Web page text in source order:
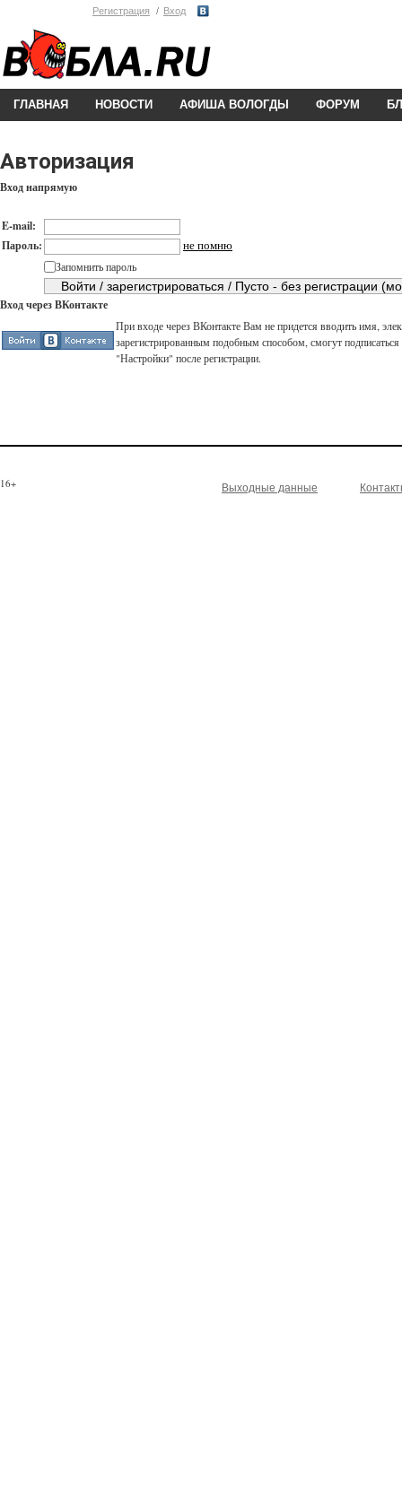
Регистрация Вход
ГЛАВНАЯ НОВОСТИ АФИША ВОЛОГДЫ ФОРУМ
Авторизация
Вход напрямую
E-mail:
Пароль:
не помню
Запомнить пароль
Вход через ВКонтакте
При входе через ВКонтакте Вам не придется вводить имя,
зарегистрированным подобным способом, смогут
"Настройки" после регистрации.
16+ Выходные данные